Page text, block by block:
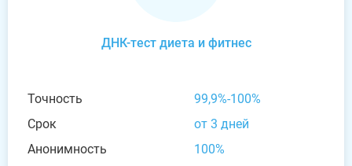
ДНК-тест диета и фитнес
Точность
99,9%-100%
Срок
от 3 дней
Анонимность
100%